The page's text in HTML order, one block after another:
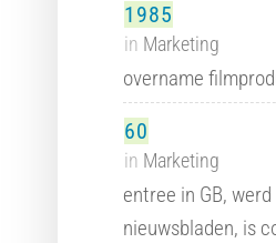
1985
in Marketing
overname
60
in Marketing
entree in GB,
nieuwsbladen, is